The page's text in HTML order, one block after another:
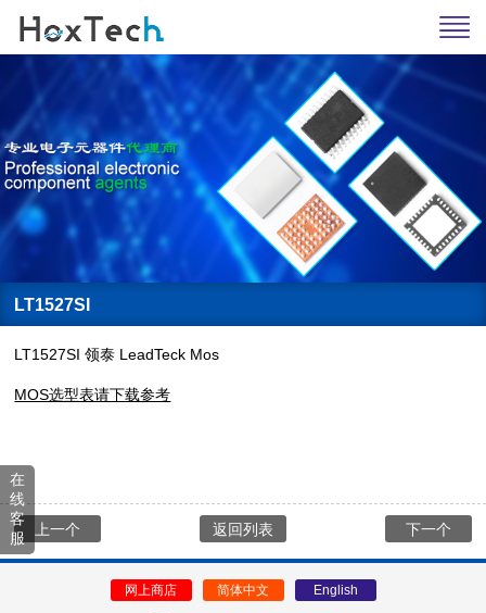
LT1527SI
LT1527SI 领泰 LeadTeck Mos
MOS选型表请下载参考
上一个 下一个
返回列表
网上商店 简体中文 English
在
线
客
服